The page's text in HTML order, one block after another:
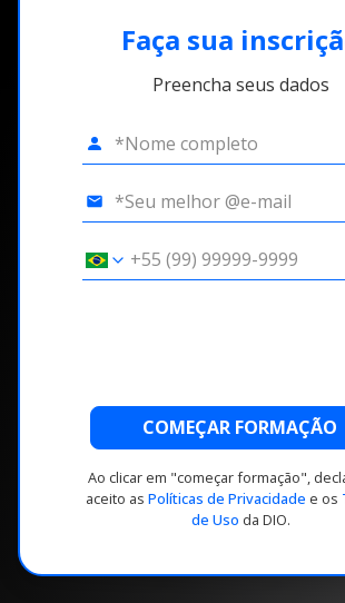
Faça sua
Preencha seus dados
COMEÇAR FORMAÇÃO
Ao clicar em "começar formação",
aceito as Políticas de Privacidade e os
de Uso da DIO.